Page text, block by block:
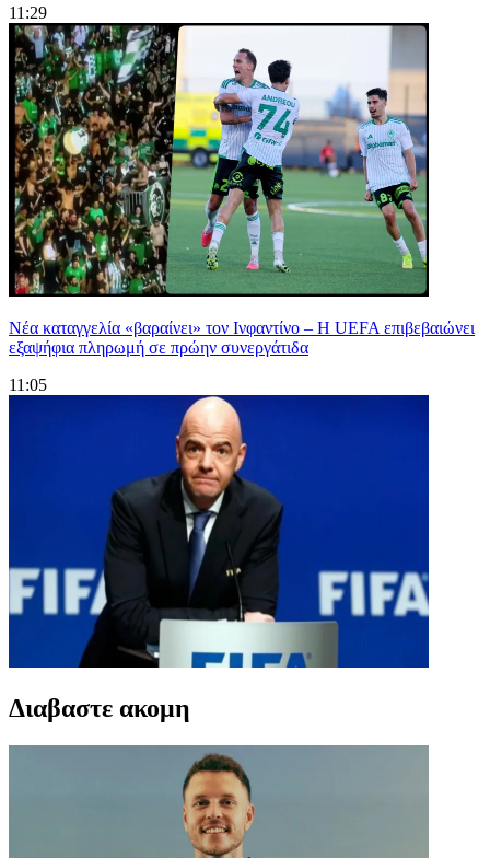
11:29
Νέα καταγγελία «βαραίνει» τον Ινφαντίνο – Η UEFA επιβεβαιώνει
εξαψήφια πληρωμή σε πρώην συνεργάτιδα
11:05
Διαβαστε ακομη